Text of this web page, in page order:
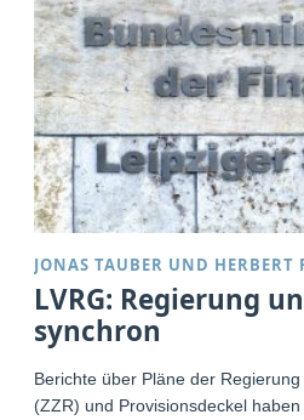
JONAS TAUBER UND HERBERT
LVRG: Regierung
synchron
Berichte über Pläne der
(ZZR) und Provisionsdeckel